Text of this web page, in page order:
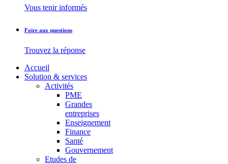
Vous tenir informés
Foire aux questions
Trouvez la réponse
Accueil
Solution & services
Activités
PME
Grandes
entreprises
Enseignement
Finance
Santé
Gouvernement
Etudes de